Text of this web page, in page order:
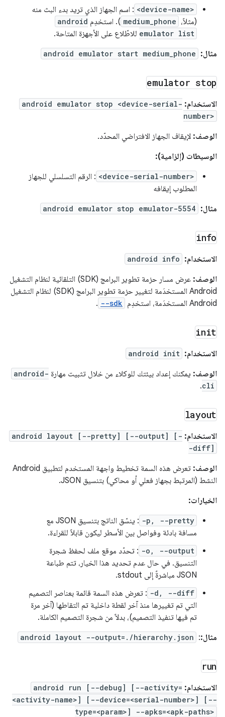
<device-name> : اسم الجهاز الذي تريد بدء البث منه
(مثلاً، medium_phone ). استخدِم android
emulator list للاطّلاع على الأجهزة المتاحة.
مثال: android emulator start medium_phone
emulator stop
الاستخدام: android emulator stop <device-serial-
number>
الوصف: لإيقاف الجهاز الافتراضي المحدّد.
الوسيطات (إلزامية):
<device-serial-number> : الرقم التسلسلي للجهاز
المطلوب إيقافه
مثال: android emulator stop emulator-5554
info
الاستخدام: android info
الوصف:
عرض مسار حزمة تطوير البرامج (SDK) التلقائية لنظام التشغيل
Android المستخدَمة لتغيير حزمة تطوير البرامج (SDK) لنظام التشغيل
Android المستخدَمة، استخدِم
--sdk
.
init
الاستخدام: android init
الوصف: يمكنك إعداد بيئتك للوكلاء من خلال تثبيت مهارة android-
cli
.
layout
الاستخدام: android layout [--pretty] [--output] [-
-diff]
الوصف:
تعرض هذه السمة تخطيط واجهة المستخدم لتطبيق Android
النشط (المرتبط بجهاز فعلي أو محاكي) بتنسيق JSON.
الخيارات:
-p, --pretty
: ينسّق الناتج بتنسيق JSON مع
مسافة بادئة وفواصل بين الأسطر ليكون قابلاً للقراءة.
-o, --output : تحدّد موقع ملف لحفظ شجرة
التنسيق. في حال عدم تحديد هذا الخيار، تتم طباعة
JSON مباشرةً إلى stdout.
-d, --diff : تعرض هذه السمة قائمة بعناصر التصميم
التي تم تغييرها منذ آخر لقطة داخلية تم التقاطها (آخر مرة
تم فيها تنفيذ التصميم)، بدلاً من شجرة التصميم الكاملة.
مثال::
android layout --output=./hierarchy.json
run
الاستخدام: android run [--debug] [--activity=
<activity-name>] [--device=<serial-number>] [--
type=<param>] --apks=<apk-paths>